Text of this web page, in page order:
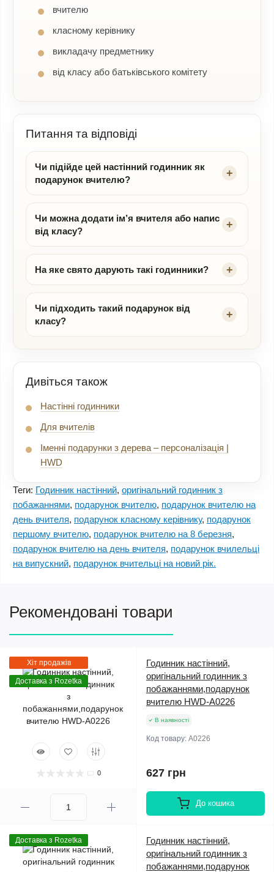
вчителю
класному керівнику
викладачу предметнику
від класу або батьківського комітету
Питання та відповіді
Чи підійде цей настінний годинник як
подарунок вчителю?
Чи можна додати ім’я вчителя або напис
від класу?
На яке свято дарують такі годинники?
Чи підходить такий подарунок від
класу?
Дивіться також
Настінні годинники
Для вчителів
Іменні подарунки з дерева – персоналізація |
HWD
Теги: Годинник настінний, оригінальний годинник з
побажаннями, подарунок вчителю, подарунок вчителю на
день вчителя, подарунок класному керівнику, подарунок
першому вчителю, подарунок вчителю на 8 березня,
подарунок вчителю на день вчителя, подарунок вчилельці
на випускний, подарунок вчительці на новий рік.
Рекомендовані товари
Хіт продажів
Доставка з Rozetka
0
Годинник настінний,
оригінальний годинник з
побажаннями,подарунок
вчителю HWD-A0226
В наявності
Код товару: A0226
627 грн
До кошика
Доставка з Rozetka
Годинник настінний,
оригінальний годинник з
побажаннями,подарунок